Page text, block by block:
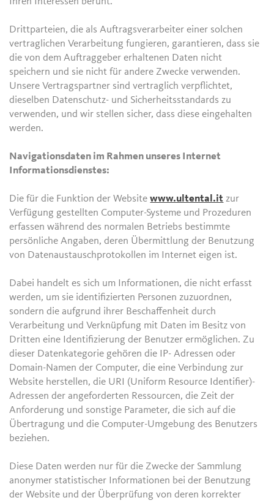
Drittparteien, die als Auftragsverarbeiter einer solchen
vertraglichen Verarbeitung fungieren, garantieren, dass sie
die von dem Auftraggeber erhaltenen Daten nicht
speichern und sie nicht für andere Zwecke verwenden.
Unsere Vertragspartner sind vertraglich verpflichtet,
dieselben Datenschutz- und Sicherheitsstandards zu
verwenden, und wir stellen sicher, dass diese eingehalten
werden.
Navigationsdaten im Rahmen unseres Internet
Informationsdienstes:
Die für die Funktion der Websitewww.ultental.it zur
Verfügung gestellten Computer-Systeme und Prozeduren
erfassen während des normalen Betriebs bestimmte
persönliche Angaben, deren Übermittlung der Benutzung
von Datenaustauschprotokollen im Internet eigen ist.
Dabei handelt es sich um Informationen, die nicht erfasst
werden, um sie identifizierten Personen zuzuordnen,
sondern die aufgrund ihrer Beschaffenheit durch
Verarbeitung und Verknüpfung mit Daten im Besitz von
Dritten eine Identifizierung der Benutzer ermöglichen. Zu
dieser Datenkategorie gehören die IP- Adressen oder
Domain-Namen der Computer, die eine Verbindung zur
Website herstellen, die URI (Uniform Resource Identifier)-
Adressen der angeforderten Ressourcen, die Zeit der
Anforderung und sonstige Parameter, die sich auf die
Übertragung und die Computer-Umgebung des Benutzers
beziehen.
Diese Daten werden nur für die Zwecke der Sammlung
anonymer statistischer Informationen bei der Benutzung
der Website und der Überprüfung von deren korrekter